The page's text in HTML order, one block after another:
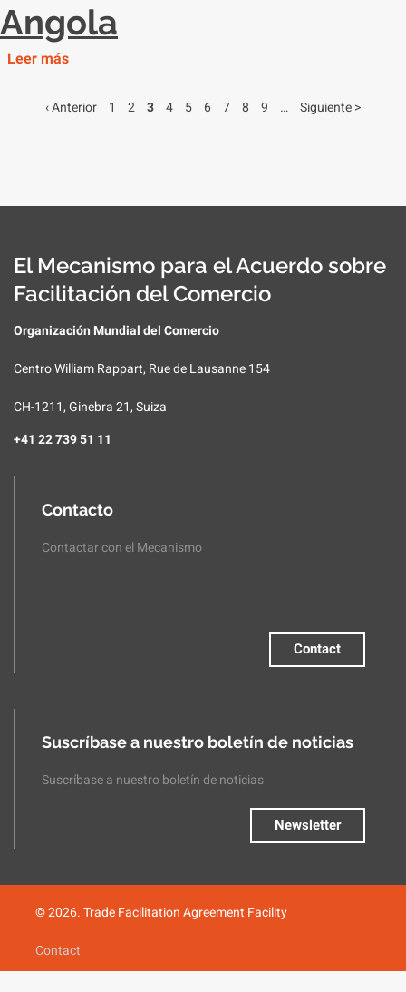
Angola
Leer más
Previous
‹ Anterior Página
1 Página
2 Página
3 Página
4 Página
5 Página
6 Página
7 Página
8 Página
9 …
Next
Siguiente >
El Mecanismo para el Acuerdo sobre
Facilitación del Comercio
Organización Mundial del Comercio
Centro William Rappart, Rue de Lausanne 154
CH-1211, Ginebra 21, Suiza
+41 22 739 51 11
Contacto
Contactar con el Mecanismo
Contact
Suscríbase a nuestro boletín de noticias
Suscríbase a nuestro boletín de noticias
Newsletter
© 2026. Trade Facilitation Agreement Facility
Contact